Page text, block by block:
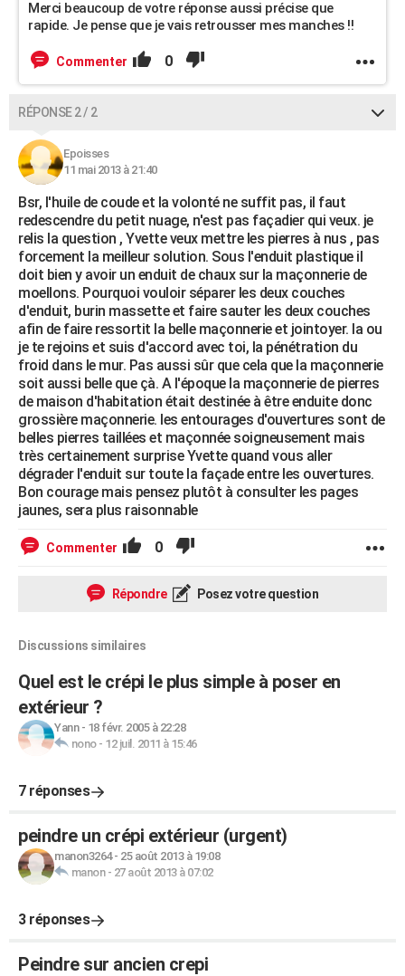
Merci beaucoup de votre réponse aussi précise que
rapide. Je pense que je vais retrousser mes manches !!
Commenter 0
RÉPONSE 2 / 2
Epoisses
11 mai 2013 à 21:40
Bsr, l'huile de coude et la volonté ne suffit pas, il faut
redescendre du petit nuage, n'est pas façadier qui veux. je
relis la question , Yvette veux mettre les pierres à nus , pas
forcement la meilleur solution. Sous l'enduit plastique il
doit bien y avoir un enduit de chaux sur la maçonnerie de
moellons. Pourquoi vouloir séparer les deux couches
d'enduit, burin massette et faire sauter les deux couches
afin de faire ressortit la belle maçonnerie et jointoyer. la ou
je te rejoins et suis d'accord avec toi, la pénétration du
froid dans le mur. Pas aussi sûr que cela que la maçonnerie
soit aussi belle que çà. A l'époque la maçonnerie de pierres
de maison d'habitation était destinée à être enduite donc
grossière maçonnerie. les entourages d'ouvertures sont de
belles pierres taillées et maçonnée soigneusement mais
très certainement surprise Yvette quand vous aller
dégrader l'enduit sur toute la façade entre les ouvertures.
Bon courage mais pensez plutôt à consulter les pages
jaunes, sera plus raisonnable
Commenter 0
Répondre Posez votre question
Discussions similaires
Quel est le crépi le plus simple à poser en
extérieur ?
Yann- 18 févr. 2005 à 22:28
nono- 12 juil. 2011 à 15:46
7 réponses
peindre un crépi extérieur (urgent)
manon3264- 25 août 2013 à 19:08
manon- 27 août 2013 à 07:02
3 réponses
Peindre sur ancien crepi